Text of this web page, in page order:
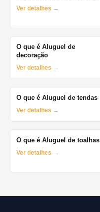
Ver detalhes →
O que é Aluguel de
decoração
Ver detalhes →
O que é Aluguel de tendas
Ver detalhes →
O que é Aluguel de toalhas
Ver detalhes →